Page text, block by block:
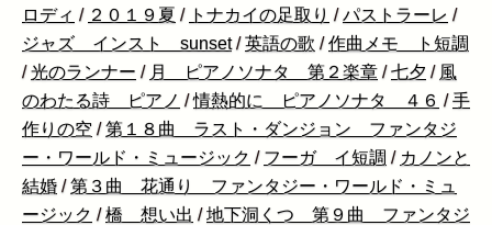
ロディ / ２０１９夏 / トナカイの足取り /パストラーレ /
ジャズ インスト sunset /英語の歌 /作曲メモ ト短調
/光のランナー / 月 ピアノソナタ 第２楽章 /七夕 / 風
のわたる詩 ピアノ /情熱的に ピアノソナタ ４６ /手
作りの空 /第１８曲 ラスト・ダンジョン ファンタジ
ー・ワールド・ミュージック / フーガ イ短調 / カノンと
結婚 /第３曲 花通り ファンタジー・ワールド・ミュ
ージック /橋 想い出 /地下洞くつ 第９曲 ファンタジ